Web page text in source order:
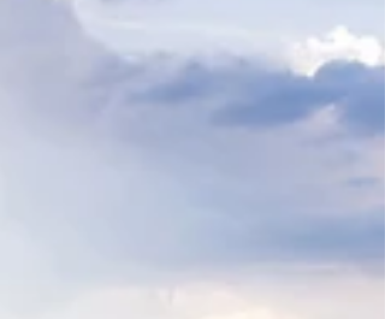
con una cultura de no violencia y el
entendimiento entre personas de distinta
procedencia y modos de pensar